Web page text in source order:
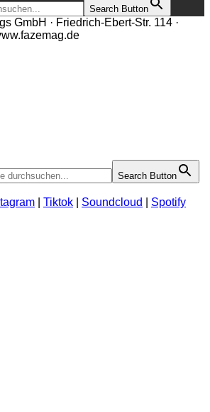
Search Button
GmbH · Friedrich-Ebert-Str. 114 ·
Search Button
Tiktok Soundcloud Spotify